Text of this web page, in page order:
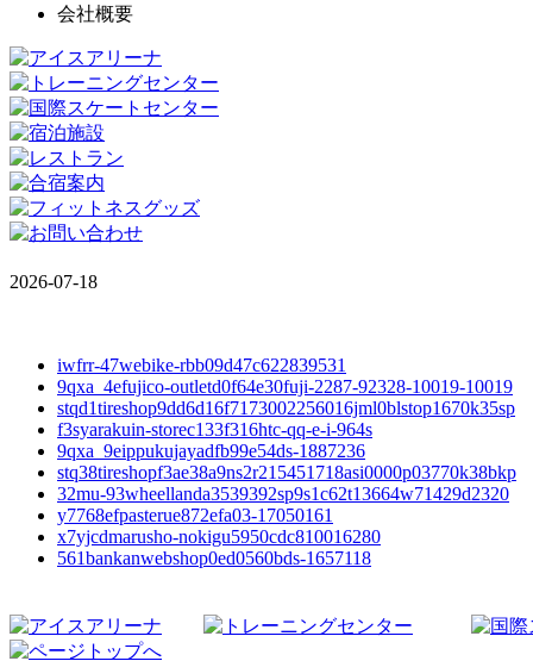
会社概要
2026-07-18
iwfrr-47webike-rbb09d47c622839531
9qxa_4efujico-outletd0f64e30fuji-2287-92328-10019-10019
stqd1tireshop9dd6d16f7173002256016jml0blstop1670k35sp
f3syarakuin-storec133f316htc-qq-e-i-964s
9qxa_9eippukujayadfb99e54ds-1887236
stq38tireshopf3ae38a9ns2r215451718asi0000p03770k38bkp
32mu-93wheellanda3539392sp9s1c62t13664w71429d2320
y7768efpasterue872efa03-17050161
x7yjcdmarusho-nokigu5950cdc810016280
561bankanwebshop0ed0560bds-1657118